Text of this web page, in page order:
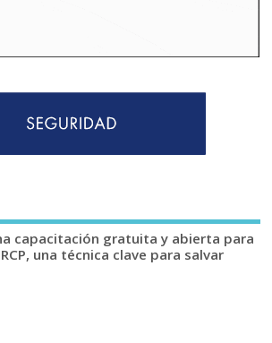
capacitación gratuita y abierta para
una técnica clave para salvar